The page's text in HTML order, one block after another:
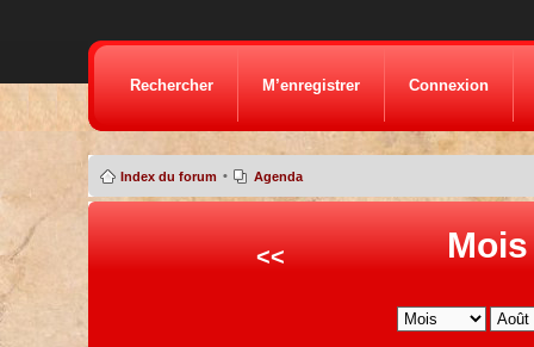
Rechercher M’enregistrer Connexion
Index du forum • Agenda
<<